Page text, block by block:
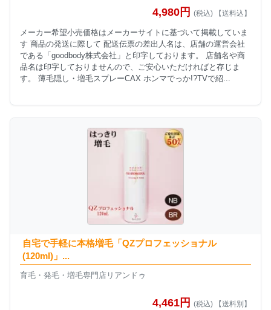
4,980円 (税込) 【送料込】
メーカー希望小売価格はメーカーサイトに基づいて掲載していま
す 商品の発送に際して 配送伝票の差出人名は、店舗の運営会社
である「goodbody株式会社」と印字しております。 店舗名や商
品名は印字しておりませんので、ご安心いただければと存じま
す。 薄毛隠し・増毛スプレーCAX ホンマでっか!?TVで紹...
自宅で手軽に本格増毛「QZプロフェッショナル
(120ml)」...
育毛・発毛・増毛専門店リアンドゥ
4,461円 (税込) 【送料別】